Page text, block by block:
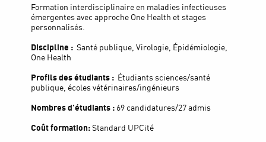
Formation interdisciplinaire en maladies infectieuses
émergentes avec approche One Health et stages
personnalisés.
Discipline : Santé publique, Virologie, Épidémiologie,
One Health
Profils des étudiants : Étudiants sciences/santé
publique, écoles vétérinaires/ingénieurs
Nombres d’étudiants : 69 candidatures/27 admis
Coût formation:Standard UPCité